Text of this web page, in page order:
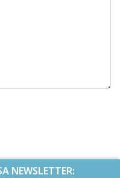
NEWSLETTER: